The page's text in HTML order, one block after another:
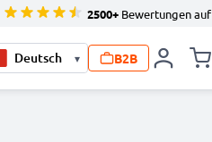
2500+ Bewertungen auf
▾ B2B